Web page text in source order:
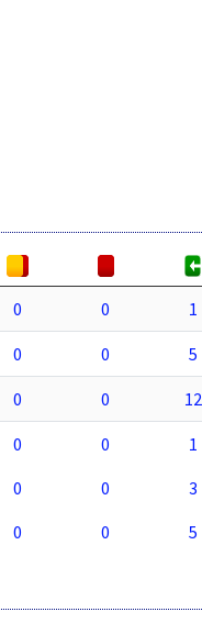
0 0 1
0 0 5
0 0 12
0 0 1
0 0 3
0 0 5